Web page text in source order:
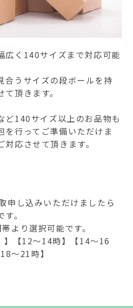
広く140サイズまで対応可能
合うサイズの段ボールを持
頂きます。
140サイズ以上のお品物も
を行ってご準備いただけま
応させて頂きます。
申し込みいただけましたら
。
より選択可能です。
】【12～14時】【14～16
～21時】